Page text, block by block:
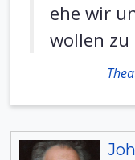
ehe wir
wollen